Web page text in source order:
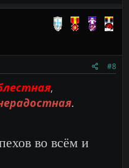
#8
,
.
во всём и